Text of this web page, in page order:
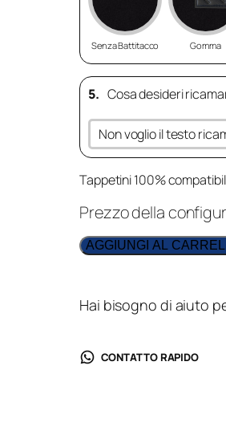
Senza Battitacco Gomma
5. Cosa desideri
Non voglio il testo
Tappetini 100%
Prezzo della
AGGIUNGI AL
Hai bisogno di aiuto
CONTATTO RAPIDO